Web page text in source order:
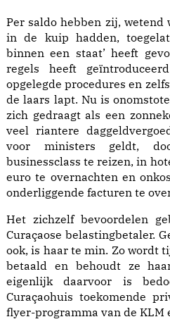
Per saldo hebben zij, wetend
in de kuip hadden,
binnen een staat’ heeft
regels heeft
opgelegde procedures en
de laars lapt. Nu is
zich gedraagt als een
veel riantere
voor ministers geldt,
businessclass te reizen, in
euro te overnachten en
onderliggende facturen te
Het zichzelf bevoordelen
Curaçaose belastingbetaler.
ook, is haar te min. Zo wordt
betaald en behoudt ze
eigenlijk daarvoor is
Curaçaohuis toekomende
flyer-programma van de KLM